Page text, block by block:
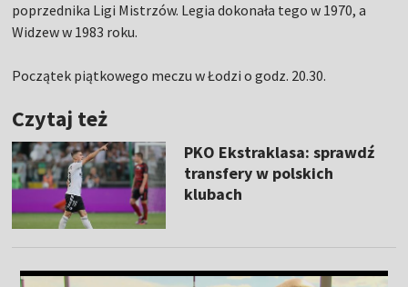
poprzednika Ligi Mistrzów. Legia dokonała tego w 1970, a
Widzew w 1983 roku.
Początek piątkowego meczu w Łodzi o godz. 20.30.
Czytaj też
PKO Ekstraklasa: sprawdź
transfery w polskich
klubach